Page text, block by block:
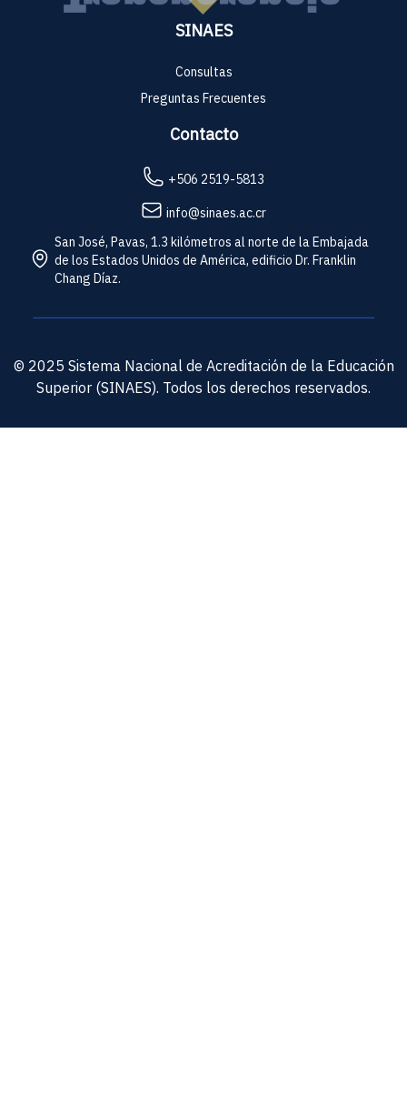
SINAES
Consultas
Preguntas Frecuentes
Contacto
+506 2519-5813
info@sinaes.ac.cr
San José, Pavas, 1.3 kilómetros al norte de la Embajada
de los Estados Unidos de América, edificio Dr. Franklin
Chang Díaz.
© 2025 Sistema Nacional de Acreditación de la Educación
Superior (SINAES). Todos los derechos reservados.